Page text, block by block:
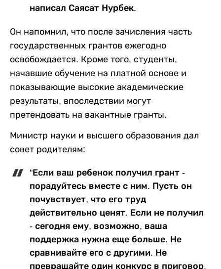
написал Саясат Нурбек.
Он напомнил, что после зачисления часть
государственных грантов ежегодно
освобождается. Кроме того, студенты,
начавшие обучение на платной основе и
показывающие высокие академические
результаты, впоследствии могут
претендовать на вакантные гранты.
Министр науки и высшего образования дал
совет родителям:
"Если ваш ребенок получил грант -
порадуйтесь вместе с ним. Пусть он
почувствует, что его труд
действительно ценят. Если не получил
- сегодня ему, возможно, ваша
поддержка нужна еще больше. Не
сравнивайте его с другими. Не
превращайте один конкурс в приговор.